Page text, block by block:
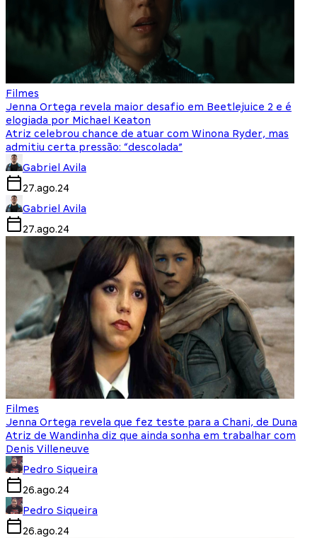
Filmes
Jenna Ortega revela maior desafio em Beetlejuice 2 e é
elogiada por Michael Keaton
Atriz celebrou chance de atuar com Winona Ryder, mas
admitiu certa pressão: “descolada”
Gabriel Avila
27.ago.24
Gabriel Avila
27.ago.24
Filmes
Jenna Ortega revela que fez teste para a Chani, de Duna
Atriz de Wandinha diz que ainda sonha em trabalhar com
Denis Villeneuve
Pedro Siqueira
26.ago.24
Pedro Siqueira
26.ago.24